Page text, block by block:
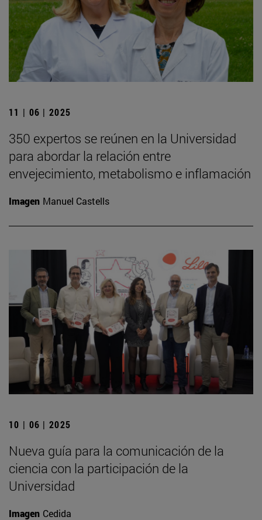
11 | 06 | 2025
350 expertos se reúnen en la Universidad
para abordar la relación entre
envejecimiento, metabolismo e inflamación
Imagen Manuel Castells
10 | 06 | 2025
Nueva guía para la comunicación de la
ciencia con la participación de la
Universidad
Imagen Cedida